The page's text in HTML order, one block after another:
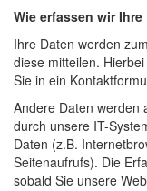
Wie erfassen wir Ihre
Ihre Daten werden
diese mitteilen.
Sie in ein
Andere Daten werden
durch unsere IT-
Daten (z.B.
Seitenaufrufs). Die
sobald Sie unsere